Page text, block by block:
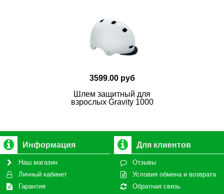
3599.00 руб
Шлем защитный для
взрослых Gravity 1000
Информация
Наш магазин
Личный кабинет
Гарантия
Для клиентов
Отзывы
Условия обмена и возврата
Обратная связь